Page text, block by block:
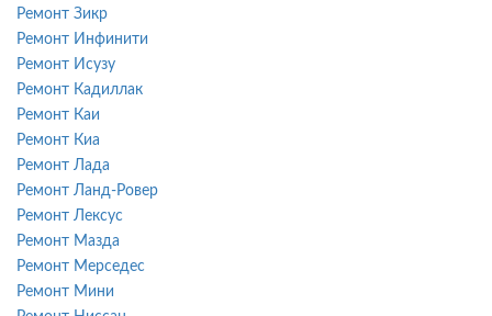
Ремонт Зикр
Ремонт Инфинити
Ремонт Исузу
Ремонт Кадиллак
Ремонт Каи
Ремонт Киа
Ремонт Лада
Ремонт Ланд-Ровер
Ремонт Лексус
Ремонт Мазда
Ремонт Мерседес
Ремонт Мини